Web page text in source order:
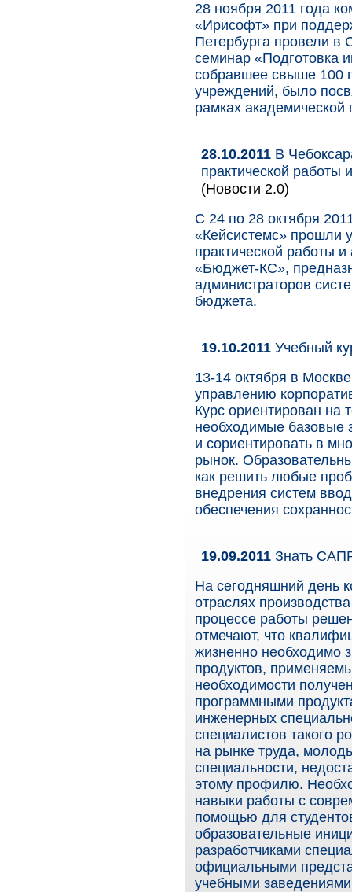
28 ноября 2011 года
«Ирисофт» при
Петербурга провели
семинар «Подготовка
собравшее свыше 100
учреждений, было
рамках
28.10.2011 В
практической
(Новости 2.0)
С 24 по 28 октября
«Кейсистемс» прошли
практической работы
«Бюджет-КС»,
администраторов
бюджета.
19.10.2011 Учебный
13-14 октября в
управлению
Курс ориентирован на
необходимые базовые
и сориентировать в
рынок.
как решить любые
внедрения систем
обеспечения
19.09.2011 Знать
На сегодняшний день
отраслях
процессе работы
отмечают, что
жизненно необходимо
продуктов,
необходимости
программными
инженерных
специалистов такого
на рынке труда,
специальности,
этому профилю.
навыки работы с
помощью для
образовательные
разработчиками
официальными
учебными